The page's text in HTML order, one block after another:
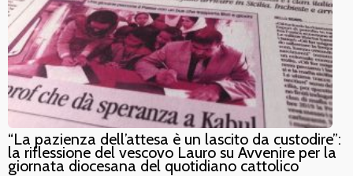
“La pazienza dell’attesa è un lascito da custodire”:
la riflessione del vescovo Lauro su Avvenire per la
giornata diocesana del quotidiano cattolico